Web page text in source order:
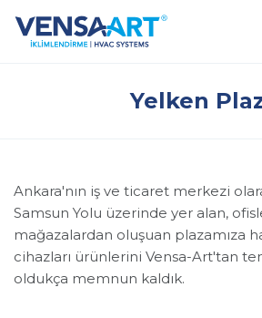
Yelken
Ankara'nın iş ve ticaret merkezi
Samsun Yolu üzerinde yer alan,
mağazalardan oluşuan plazamıza
cihazları ürünlerini Vensa-Art'tan
oldukça memnun kaldık.